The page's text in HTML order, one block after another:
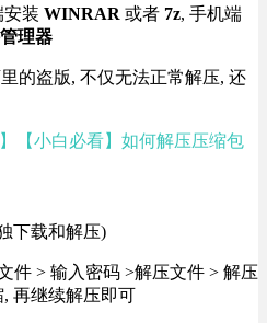
安装 WINRAR 或者 7z, 手机端
理器
的盗版, 不仅无法正常解压, 还
】【小白必看】如何解压压缩包
下载和解压)
件 > 输入密码 >解压文件 > 解压
再继续解压即可